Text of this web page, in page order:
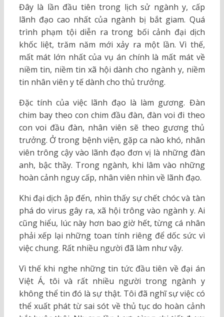
Đây là lần đầu tiên trong lịch sử ngành y, cấp
lãnh đạo cao nhất của ngành bị bắt giam. Quá
trình phạm tội diễn ra trong bối cảnh đại dịch
khốc liệt, trăm năm mới xảy ra một lần. Vì thế,
mất mát lớn nhất của vụ án chính là mất mát về
niềm tin, niềm tin xã hội dành cho ngành y, niềm
tin nhân viên y tế dành cho thủ trưởng.
Đặc tính của việc lãnh đạo là làm gương. Đàn
chim bay theo con chim đầu đàn, đàn voi đi theo
con voi đầu đàn, nhân viên sẽ theo gương thủ
trưởng. Ở trong bệnh viện, gặp ca nào khó, nhân
viên trông cậy vào lãnh đạo đơn vị là những đàn
anh, bậc thầy. Trong ngành, khi lâm vào những
hoàn cảnh nguy cấp, nhân viên nhìn về lãnh đạo.
Khi đại dịch ập đến, nhìn thấy sự chết chóc và tàn
phá do virus gây ra, xã hội trông vào ngành y. Ai
cũng hiểu, lúc này hơn bao giờ hết, từng cá nhân
phải xếp lại những toan tính riêng để dốc sức vì
việc chung. Rất nhiều người đã làm như vậy.
Vì thế khi nghe những tin tức đầu tiên về đại án
Việt Á, tôi và rất nhiều người trong ngành y
không thể tin đó là sự thật. Tôi đã nghĩ sự việc có
thể xuất phát từ sai sót về thủ tục do hoàn cảnh